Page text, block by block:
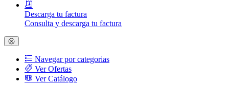
Descarga tu factura
Consulta y descarga tu factura
Navegar por categorias
Ver Ofertas
Ver Catálogo